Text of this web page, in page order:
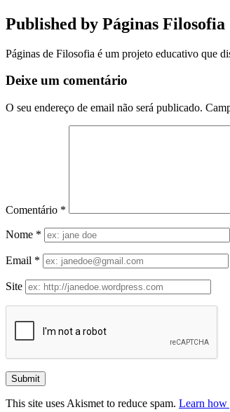
Published by Páginas Filosofia
Páginas de Filosofia é um projeto educativo que
Deixe um comentário
O seu endereço de email não será publicado.
Comentário *
Nome *
Email *
Site
This site uses Akismet to reduce spam. Learn how